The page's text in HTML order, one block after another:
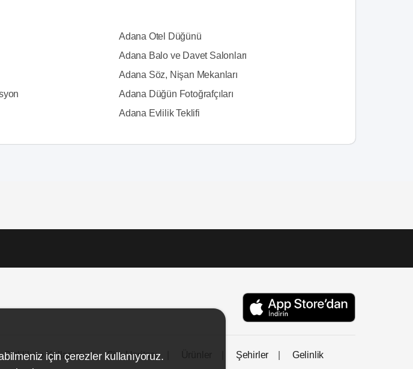
Adana Otel Düğünü
Adana Balo ve Davet Salonları
Adana Söz, Nişan Mekanları
Adana Düğün Fotoğrafçıları
Adana Evlilik Teklifi
Gizlilik ve Kullanım Site Haritası Şehirler Gelinlik
için çerezler kullanıyoruz.